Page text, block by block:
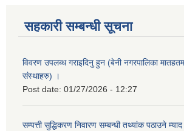
सहकारी सम्बन्धी सूचना
विवरण उपलब्ध गराइदिनु हुन (बेनी नगरपालिका
संस्थाहरु) ।
Post date: 01/27/2026 - 12:27
सम्पत्ती सुद्धिकरण निवारण सम्बन्धी तथ्यांक पठाउने